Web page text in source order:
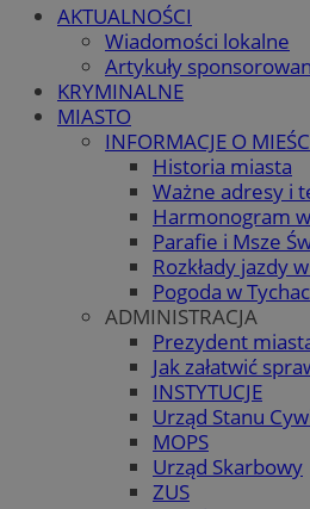
AKTUALNOŚCI
Wiadomości lokalne
Artykuły
KRYMINALNE
MIASTO
INFORMACJE O
Historia miasta
Ważne adresy i
Harmonogram
Parafie i Msze
Rozkłady jazdy
Pogoda w
ADMINISTRACJA
Prezydent
Jak załatwić
INSTYTUCJE
Urząd Stanu
MOPS
Urząd Skarbowy
ZUS